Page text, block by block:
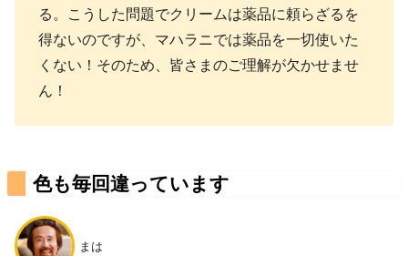
る。こうした問題でクリームは薬品に頼らざるを
得ないのですが、マハラニでは薬品を一切使いた
くない！そのため、皆さまのご理解が欠かせませ
ん！
色も毎回違っています
まは